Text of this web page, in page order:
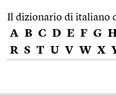
Il dizionario di italiano
A B C D E F G
R S T U V W X